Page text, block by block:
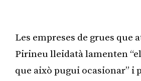
Les empreses de grues que
Pirineu lleidatà lamenten
que això pugui ocasionar” i